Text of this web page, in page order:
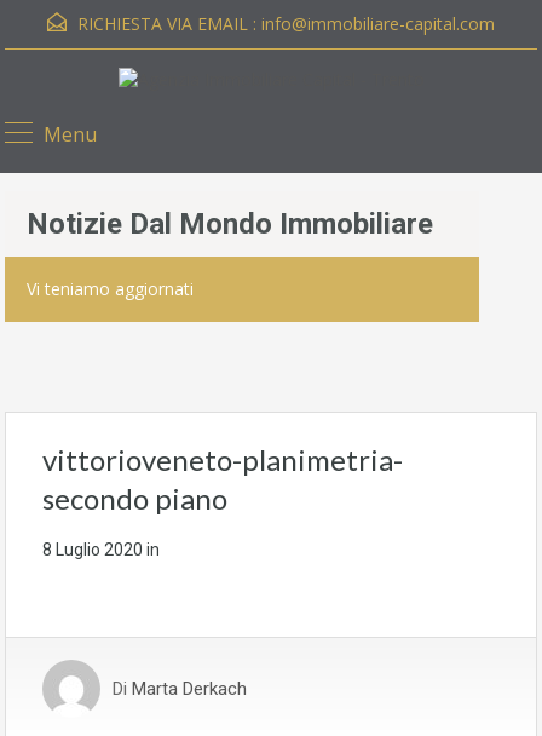
RICHIESTA VIA EMAIL : info@immobiliare-capital.com
Menu
Notizie Dal Mondo Immobiliare
Vi teniamo aggiornati
vittorioveneto-planimetria-
secondo piano
8 Luglio 2020 in
Di Marta Derkach